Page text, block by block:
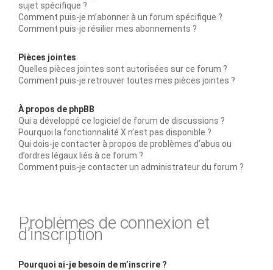
sujet spécifique ?
Comment puis-je m’abonner à un forum spécifique ?
Comment puis-je résilier mes abonnements ?
Pièces jointes
Quelles pièces jointes sont autorisées sur ce forum ?
Comment puis-je retrouver toutes mes pièces jointes ?
À propos de phpBB
Qui a développé ce logiciel de forum de discussions ?
Pourquoi la fonctionnalité X n’est pas disponible ?
Qui dois-je contacter à propos de problèmes d’abus ou
d’ordres légaux liés à ce forum ?
Comment puis-je contacter un administrateur du forum ?
Problèmes de connexion et
d’inscription
Pourquoi ai-je besoin de m’inscrire ?